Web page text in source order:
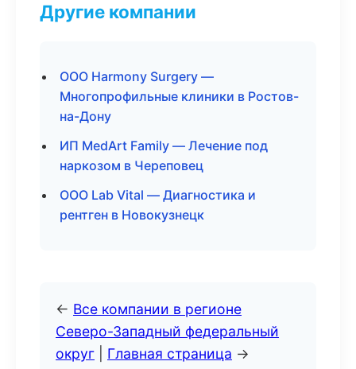
Другие компании
ООО Harmony Surgery —
Многопрофильные клиники в Ростов-
на-Дону
ИП MedArt Family — Лечение под
наркозом в Череповец
ООО Lab Vital — Диагностика и
рентген в Новокузнецк
← Все компании в регионе
Северо-Западный федеральный
округ
Главная страница →